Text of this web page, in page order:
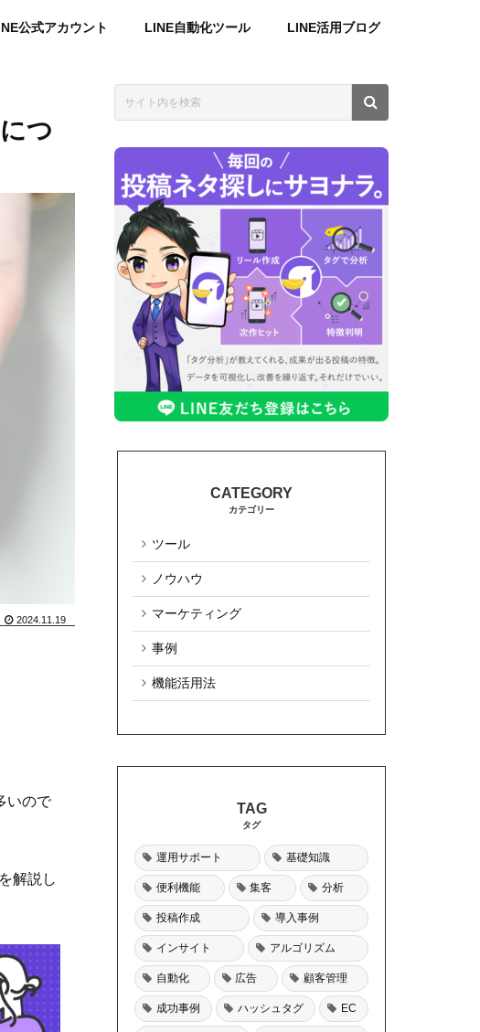
公式アカウント LINE自動化ツール LINE活用ブログ
つ
2024.11.19
いので
を解説し
カテゴリー
ツール
ノウハウ
マーケティング
事例
機能活用法
タグ
運用サポート 基礎知識
便利機能 集客 分析
投稿作成 導入事例
インサイト アルゴリズム
自動化 広告 顧客管理
成功事例 ハッシュタグ EC